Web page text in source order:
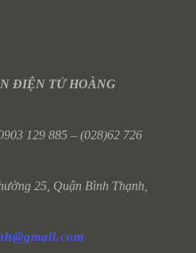
ĐIỆN TỬ HOÀNG
129 885 – (028)62 726
25, Quận Bình Thạnh,